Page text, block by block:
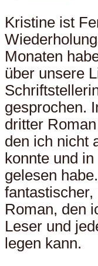
Kristine ist
Monaten
über unsere
gesprochen.
dritter Roman
den ich nicht
konnte und
gelesen
Roman, den
Leser und
legen kann.